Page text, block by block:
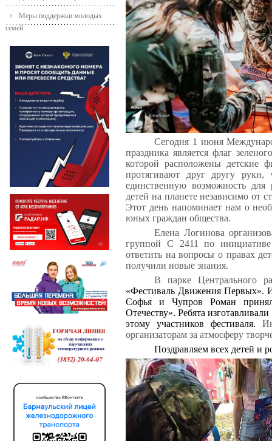
Меры поддержки молодых
семей
Сегодня 1 июня
праздника является флаг
которой расположены детские
протягивают друг другу руки,
единственную возможность
детей на планете независимо от
Этот день напоминает нам о
юных граждан общества.
Елена Логинова
группой С 2411 по
ответить на вопросы о правах
получили новые знания.
В парке Центрального
«Фестиваль Движения Первых».
Софья и Чупров Роман
Отечеству». Ребята
этому участников фестиваля.
организаторам за атмосферу
Поздравляем всех детей и